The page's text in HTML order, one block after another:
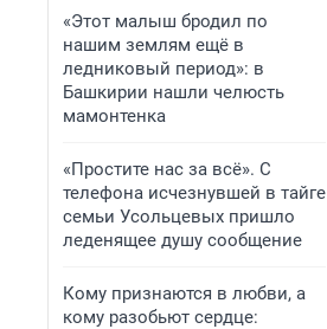
«Этот малыш бродил по
нашим землям ещё в
ледниковый период»: в
Башкирии нашли челюсть
мамонтенка
«Простите нас за всё». С
телефона исчезнувшей в тайге
семьи Усольцевых пришло
леденящее душу сообщение
Кому признаются в любви, а
кому разобьют сердце: